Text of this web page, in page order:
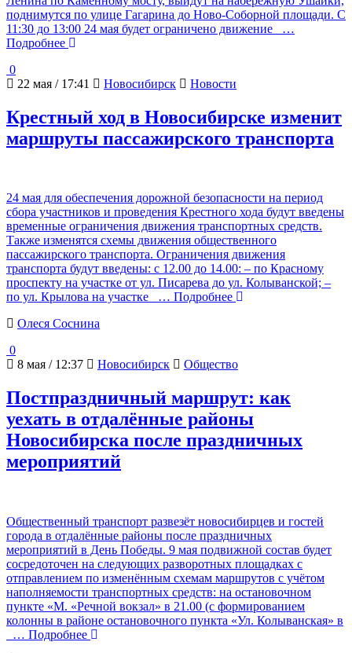
поднимутся по улице Гагарина до Ново-Соборной площади. С
11:30 до 13:00 24 мая будет ограничено движение
…
Подробнее
0
22 мая / 17:41
Новосибирск Новости
Крестный ход в Новосибирске изменит
маршруты пассажирского транспорта
24 мая для обеспечения дорожной безопасности на период
сбора участников и проведения Крестного хода будут введены
временные ограничения движения транспортных средств.
Также изменятся схемы движения общественного
пассажирского транспорта. Ограничения движения
транспорта будут введены: с 12.00 до 14.00: – по Красному
проспекту на участке от ул. Писарева до ул. Колыванской; –
по ул. Крылова на участке
… Подробнее
Олеся Соснина
0
8 мая / 12:37
Новосибирск Общество
Постпраздничный маршрут: как
уехать в отдалённые районы
Новосибирска после праздничных
мероприятий
Общественный транспорт развезёт новосибирцев и гостей
города в отдалённые районы после праздничных
мероприятий в День Победы. 9 мая подвижной состав будет
сосредоточен на следующих разворотных площадках с
отправлением по изменённым схемам маршрутов с учётом
наполняемости транспортных средств: на остановочном
пункте «М. «Речной вокзал» в 21.00 (с формированием
колонны в районе остановочного пункта «Ул. Колыванская» в
… Подробнее